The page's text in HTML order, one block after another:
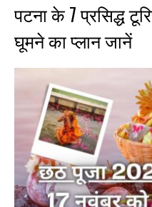
पटना के 7 प्रसिद्ध
घूमने का प्लान जानें